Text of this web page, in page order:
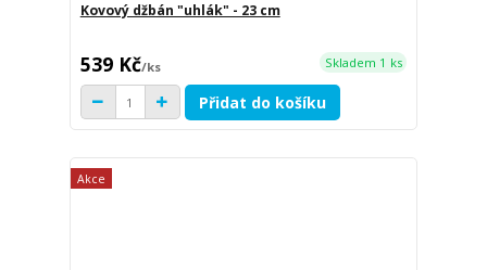
Kovový džbán "uhlák" - 23 cm
539 Kč/ks Skladem 1 ks
Přidat do košíku
Akce